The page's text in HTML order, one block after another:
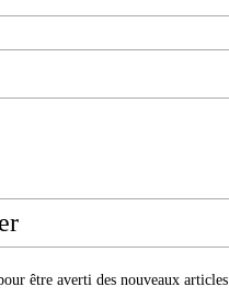
être averti des nouveaux articles